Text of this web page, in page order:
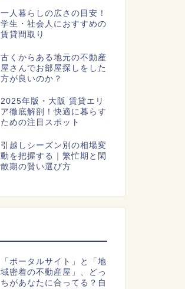
一人暮らしの広さの目安！
学生・社会人におすすめの
賃貸間取り
古くからある地元の不動産
屋さんでお部屋探しをした
方が良いのか？
2025年版・大阪 賃貸エリ
ア徹底解剖！快適に暮らす
ための注目スポット
引越しシーズン別の相場変
動を把握する｜繁忙期と閑
散期の賢い選び方
「ポータルサイト」と「地
域密着の不動産屋」、どっ
ちがあなたに合ってる？自